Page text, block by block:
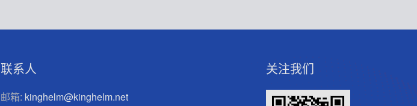
联系人
邮箱: kinghelm@kinghelm.net
关注我们